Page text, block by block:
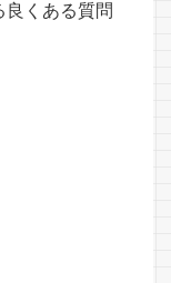
良くある質問